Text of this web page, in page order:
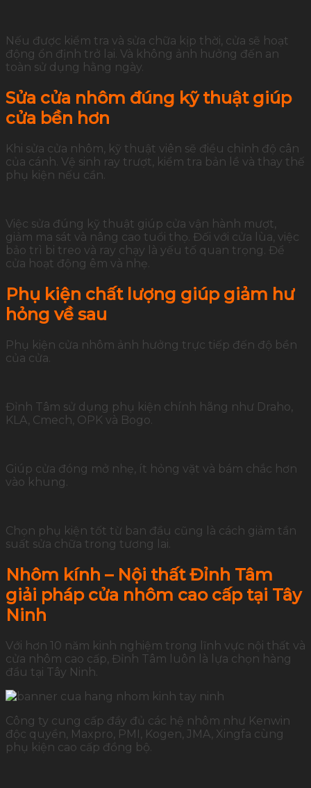
Nếu được kiểm tra và sửa chữa kịp thời, cửa sẽ hoạt
động ổn định trở lại. Và không ảnh hưởng đến an
toàn sử dụng hằng ngày.
Sửa cửa nhôm đúng kỹ thuật giúp
cửa bền hơn
Khi sửa cửa nhôm, kỹ thuật viên sẽ điều chỉnh độ cân
của cánh. Vệ sinh ray trượt, kiểm tra bản lề và thay thế
phụ kiện nếu cần.
Việc sửa đúng kỹ thuật giúp cửa vận hành mượt,
giảm ma sát và nâng cao tuổi thọ. Đối với cửa lùa, việc
bảo trì bi treo và ray chạy là yếu tố quan trọng. Để
cửa hoạt động êm và nhẹ.
Phụ kiện chất lượng giúp giảm hư
hỏng về sau
Phụ kiện cửa nhôm ảnh hưởng trực tiếp đến độ bền
của cửa.
Đỉnh Tâm sử dụng phụ kiện chính hãng như Draho,
KLA, Cmech, OPK và Bogo.
Giúp cửa đóng mở nhẹ, ít hỏng vặt và bám chắc hơn
vào khung.
Chọn phụ kiện tốt từ ban đầu cũng là cách giảm tần
suất sửa chữa trong tương lai.
Nhôm kính – Nội thất Đỉnh Tâm
giải pháp cửa nhôm cao cấp tại Tây
Ninh
Với hơn 10 năm kinh nghiệm trong lĩnh vực nội thất và
cửa nhôm cao cấp, Đỉnh Tâm luôn là lựa chọn hàng
đầu tại Tây Ninh.
Công ty cung cấp đầy đủ các hệ nhôm như Kenwin
độc quyền, Maxpro, PMI, Kogen, JMA, Xingfa cùng
phụ kiện cao cấp đồng bộ.